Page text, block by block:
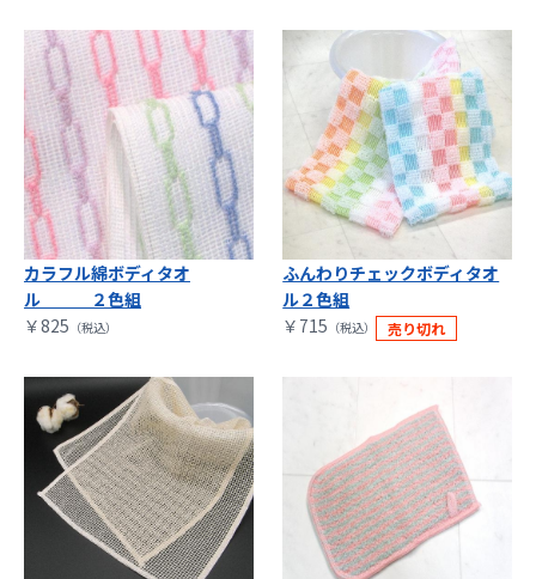
カラフル綿ボディタオ
ル ２色組
￥825 （税込）
ふんわりチェックボディタオ
ル２色組
￥715 （税込）